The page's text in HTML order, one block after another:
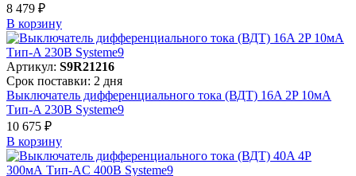
8 479 ₽
В корзинy
Артикул: S9R21216
Срок поставки: 2 дня
Выключатель дифференциального тока (ВДТ) 16A 2P 10мА
Тип-A 230В Systeme9
10 675 ₽
В корзинy